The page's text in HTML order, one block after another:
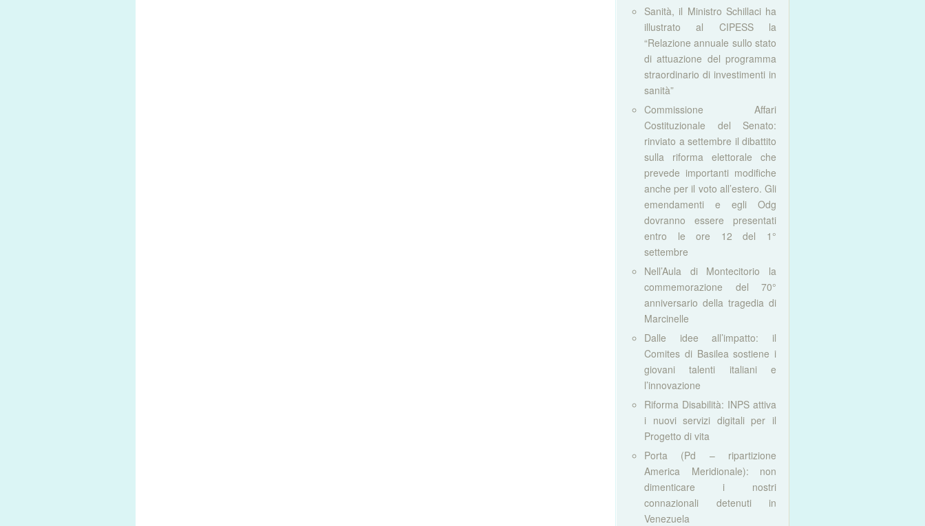
Sanità, il Ministro Schillaci ha
illustrato al CIPESS la
“Relazione annuale sullo stato
di attuazione del programma
straordinario di investimenti in
sanità”
Commissione Affari
Costituzionale del Senato:
rinviato a settembre il dibattito
sulla riforma elettorale che
prevede importanti modifiche
anche per il voto all’estero. Gli
emendamenti e egli Odg
dovranno essere presentati
entro le ore 12 del 1°
settembre
Nell’Aula di Montecitorio la
commemorazione del 70°
anniversario della tragedia di
Marcinelle
Dalle idee all’impatto: il
Comites di Basilea sostiene i
giovani talenti italiani e
l’innovazione
Riforma Disabilità: INPS attiva
i nuovi servizi digitali per il
Progetto di vita
Porta (Pd – ripartizione
America Meridionale): non
dimenticare i nostri
connazionali detenuti in
Venezuela